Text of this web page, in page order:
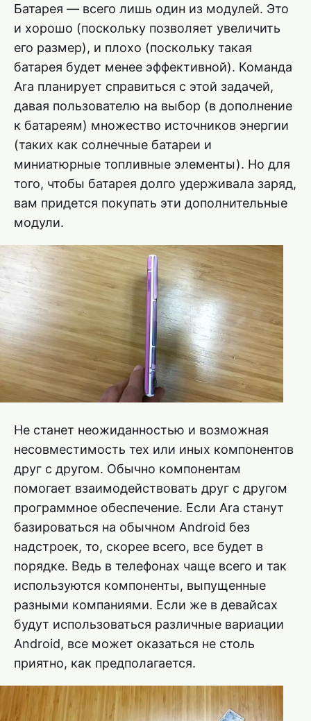
Батарея — всего лишь один из модулей. Это
и хорошо (поскольку позволяет увеличить
его размер), и плохо (поскольку такая
батарея будет менее эффективной). Команда
Ara планирует справиться с этой задачей,
давая пользователю на выбор (в дополнение
к батареям) множество источников энергии
(таких как солнечные батареи и
миниатюрные топливные элементы). Но для
того, чтобы батарея долго удерживала заряд,
вам придется покупать эти дополнительные
модули.
Не станет неожиданностью и возможная
несовместимость тех или иных компонентов
друг с другом. Обычно компонентам
помогает взаимодействовать друг с другом
программное обеспечение. Если Ara станут
базироваться на обычном Android без
надстроек, то, скорее всего, все будет в
порядке. Ведь в телефонах чаще всего и так
используются компоненты, выпущенные
разными компаниями. Если же в девайсах
будут использоваться различные вариации
Android, все может оказаться не столь
приятно, как предполагается.